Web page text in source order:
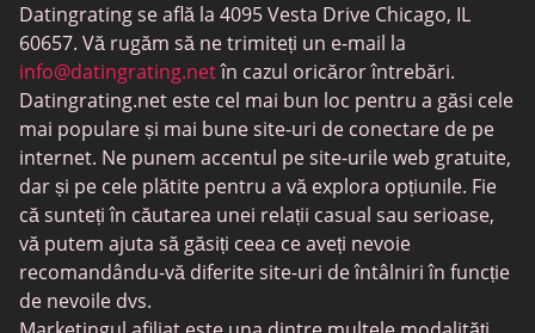
MeetMindful
Întâlniri BDSM
BBPeopleMeet
Site-uri Sugar Daddy
JPeopleMeet
Întâlniri trans
Întâlniri pentru seniori
Datingrating se află la 4095 Vesta Drive Chicago, IL
60657. Vă rugăm să ne trimiteți un e-mail la
info@datingrating.netîn cazul oricăror întrebări.
Datingrating.net este cel mai bun loc pentru a găsi cele
mai populare și mai bune site-uri de conectare de pe
internet. Ne punem accentul pe site-urile web gratuite,
dar și pe cele plătite pentru a vă explora opțiunile. Fie
că sunteți în căutarea unei relații casual sau serioase,
vă putem ajuta să găsiți ceea ce aveți nevoie
recomandându-vă diferite site-uri de întâlniri în funcție
de nevoile dvs.